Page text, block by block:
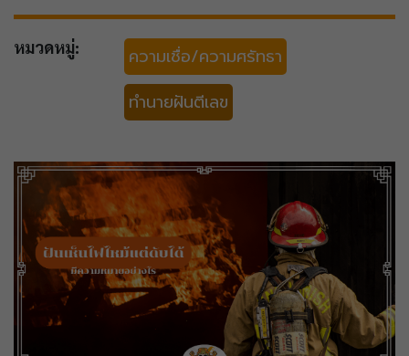
หมวดหมู่:
ความเชื่อ/ความศรัทธา
ทำนายฝันตีเลข